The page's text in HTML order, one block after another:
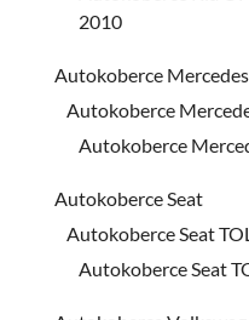
2010
Autokoberce Mercedes
Autokoberce
Autokoberce
Autokoberce Seat
Autokoberce Seat
Autokoberce Seat